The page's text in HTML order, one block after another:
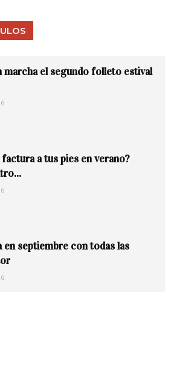
marcha el segundo folleto estival
a tus pies en verano?
septiembre con todas las